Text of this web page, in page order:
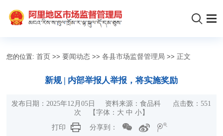
您的位置:首页 >>要闻动态 >>各县市场监督管理局 >> 正文
新规 | 内部举报人举报，将实施奖励
发布日期：2025年12月05日 资料来源：食品科 点击数： 551
次
【字体： 大 中 小】
打印
分享到：